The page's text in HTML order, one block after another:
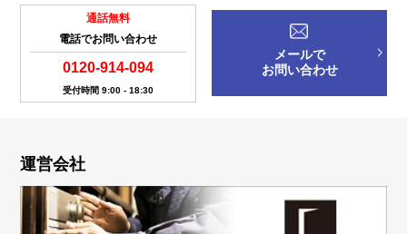
通話無料
電話でお問い合わせ
0120-914-094
受付時間 9:00 - 18:30
メールで
お問い合わせ
運営会社